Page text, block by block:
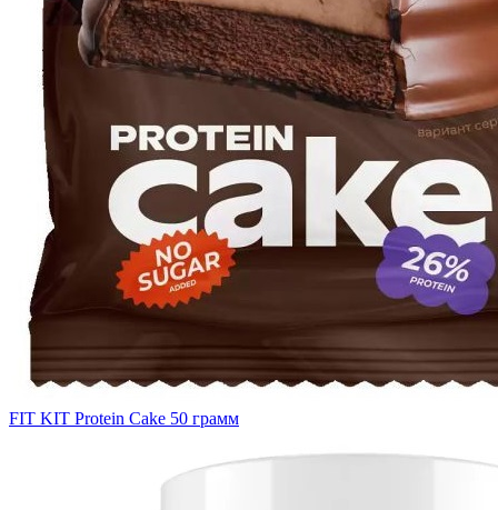
FIT KIT Protein Cake 50 грамм